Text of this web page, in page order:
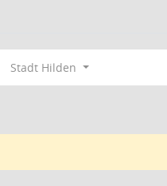
Stadt Hilden